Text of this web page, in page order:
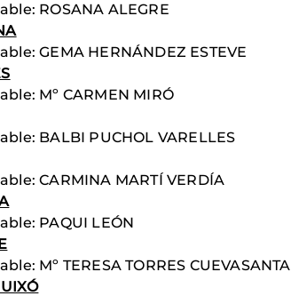
ROSANA ALEGRE
GEMA HERNÁNDEZ ESTEVE
Mº CARMEN MIRÓ
BALBI PUCHOL VARELLES
CARMINA MARTÍ VERDÍA
PAQUI LEÓN
Mº TERESA TORRES CUEVASANTA